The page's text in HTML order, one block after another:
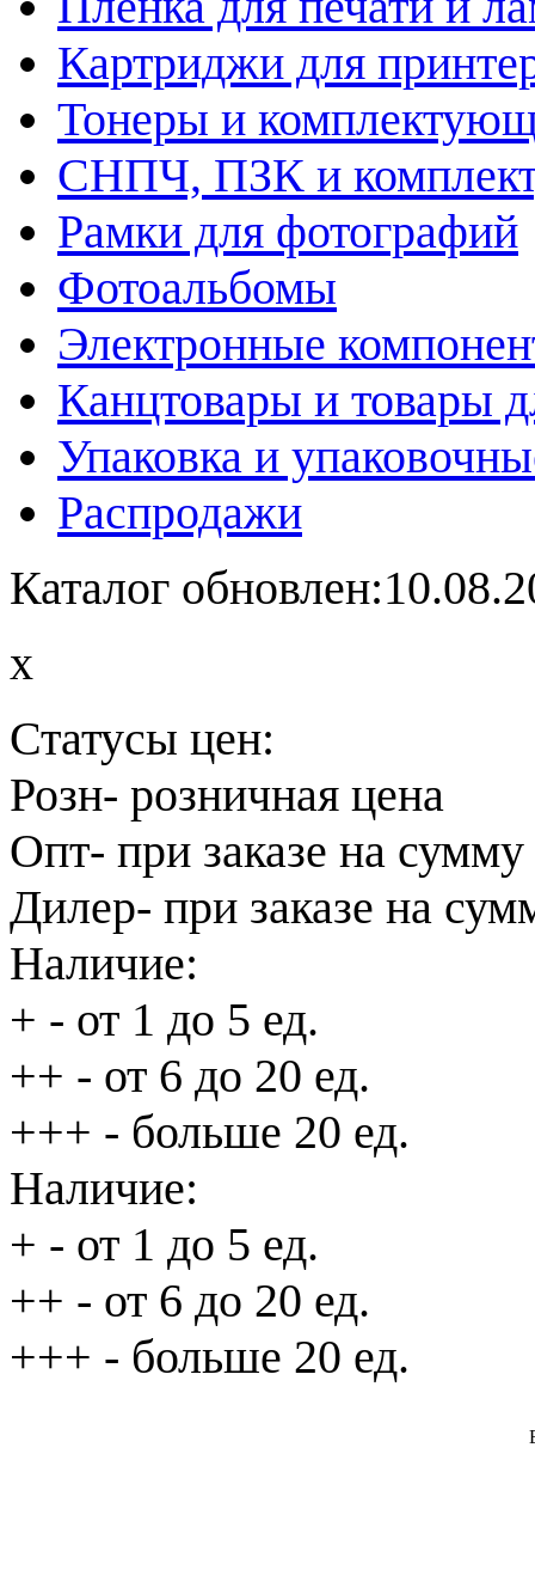
Картриджи для
Тонеры и
СНПЧ, ПЗК и
Рамки для фотографий
Фотоальбомы
Электронные
Канцтовары и товары
Упаковка и
Распродажи
Каталог
x
Статусы цен:
Розн- розничная цена
Опт- при заказе на
Дилер- при заказе на
Наличие:
+ - от 1 до 5 ед.
++ - от 6 до 20 ед.
+++ - больше 20 ед.
Наличие:
+ - от 1 до 5 ед.
++ - от 6 до 20 ед.
+++ - больше 20 ед.